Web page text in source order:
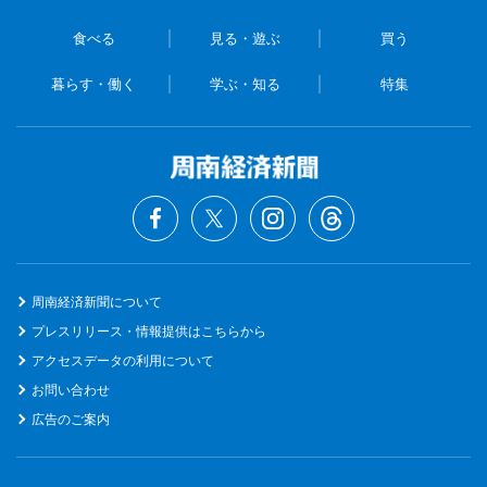
食べる 見る・遊ぶ 買う
暮らす・働く 学ぶ・知る 特集
周南経済新聞について
プレスリリース・情報提供はこちらから
アクセスデータの利用について
お問い合わせ
広告のご案内